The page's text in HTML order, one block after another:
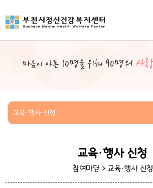
교육·행사 신청
교육·행사 신청
참여마당 > 교육·행사 신청